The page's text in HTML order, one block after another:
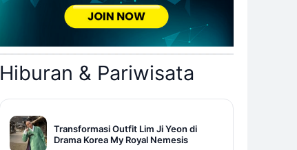
Hiburan & Pariwisata
Transformasi Outfit Lim Ji Yeon di
Drama Korea My Royal Nemesis